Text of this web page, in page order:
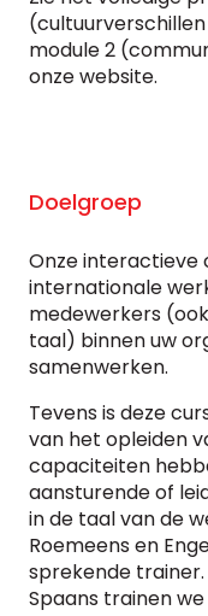
module 2
onze website.
Doelgroep
Onze interactieve
internationale
medewerkers
taal) binnen uw
samenwerken.
Tevens is deze
van het opleiden
capaciteiten
aansturende of
in de taal van de
Roemeens en
sprekende trainer.
Spaans trainen